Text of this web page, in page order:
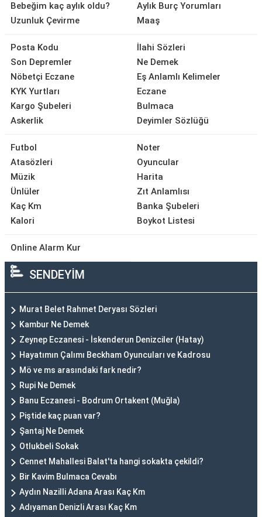
Bebeğim kaç aylık oldu?
Uzunluk Çevirme
Aylık Burç Yorumları
Maaş
Posta Kodu
Son Depremler
Nöbetçi Eczane
KYK Yurtları
Kargo Şubeleri
Askerlik
İlahi Sözleri
Ne Demek
Eş Anlamlı Kelimeler
Eczane
Bulmaca
Deyimler Sözlüğü
Futbol
Atasözleri
Müzik
Ünlüler
Kaç Km
Kalori
Noter
Oyuncular
Harita
Zıt Anlamlısı
Banka Şubeleri
Boykot Listesi
Online Alarm Kur
SENDEYİM
Murat Belet Rahmet Deryası Sözleri
Kambur Ne Demek
Zeynep Eczanesi - İskenderun Denizciler (Hatay)
Hayatımın Çalımı Beckham Oyuncuları ve Kadrosu
Mö ve ms arasındaki fark nedir?
Rupi Ne Demek
Banu Eczanesi - Bodrum Ortakent (Muğla)
Piştide kaç puan var?
Şantaj Ne Demek
Otlukbeli Sokak
Cennet Mahallesi Balat'ta hangi sokakta çekildi?
Bir Kavim Bulmaca Cevabı
Aydın Nazilli Adana Arası Kaç Km
Adıyaman Denizli Arası Kaç Km